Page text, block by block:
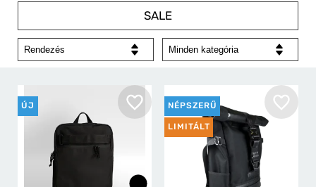
SALE
ÚJ NÉPSZERŰ
LIMITÁLT